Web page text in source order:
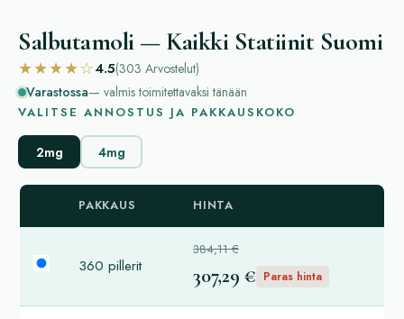
Salbutamoli — Kaikki Statiinit Suomi
★★★★☆4.5(303 Arvostelut)
Varastossa— valmis toimitettavaksi tänään
VALITSE ANNOSTUS JA PAKKAUSKOKO
2mg 4mg
PAKKAUS HINTA
360 pillerit
384,11 €
307,29 € Paras hinta